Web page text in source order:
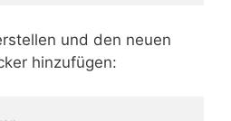
und den neuen
hinzufügen: